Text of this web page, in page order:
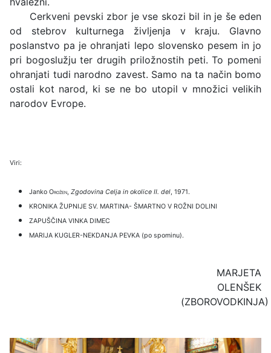
Cerkveni pevski zbor je vse skozi bil in je še eden
od stebrov kulturnega življenja v kraju. Glavno
poslanstvo pa je ohranjati lepo slovensko pesem in jo
pri bogoslužju ter drugih priložnostih peti. To pomeni
ohranjati tudi narodno zavest. Samo na ta način bomo
ostali kot narod, ki se ne bo utopil v množici velikih
narodov Evrope.
Viri:
Janko Orožen, Zgodovina Celja in okolice II. del, 1971.
KRONIKA ŽUPNIJE SV. MARTINA- ŠMARTNO V ROŽNI DOLINI
ZAPUŠČINA VINKA DIMEC
MARIJA KUGLER-NEKDANJA PEVKA (po spominu).
MARJETA
OLENŠEK
(ZBOROVODKINJA)